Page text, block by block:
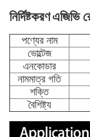
নির্দিষ্টকরণএজিভি
পণ্যের নাম
ভোল্টেজ
এনকোডার
নামমাত্র গতি
শক্তি
বৈশিষ্ট্য